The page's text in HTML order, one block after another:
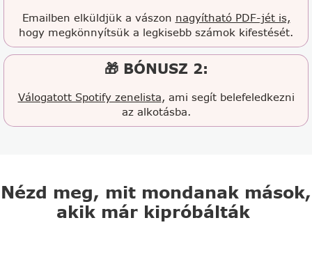
Emailben elküldjük a vászon nagyítható PDF-jét is,
hogy megkönnyítsük a legkisebb számok kifestését.
🎁 BÓNUSZ 2:
Válogatott Spotify zenelista, ami segít belefeledkezni
az alkotásba.
Nézd meg, mit mondanak mások,
akik már kipróbálták